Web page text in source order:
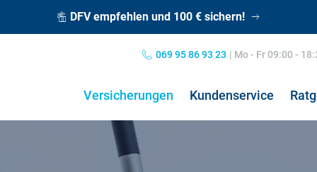
DFV empfehlen und 100 € sichern!
Versicherungen Kundenservice
069 95 86 93 23 | Mo - Fr 09:00 -